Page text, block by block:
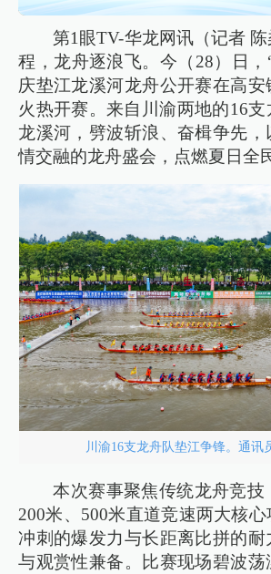
第1眼TV-华龙网讯（记者
程，龙舟逐浪飞。今（28）日，
庆垫江龙溪河龙舟公开赛在高安
火热开赛。来自川渝两地的16
龙溪河，劈波斩浪、奋楫争先
情交融的龙舟盛会，点燃夏日全
川渝16支龙舟队垫江争锋。通讯
本次赛事聚焦传统龙舟竞技
200米、500米直道竞速两大核
冲刺的爆发力与长距离比拼的
与观赏性兼备。比赛现场碧波荡